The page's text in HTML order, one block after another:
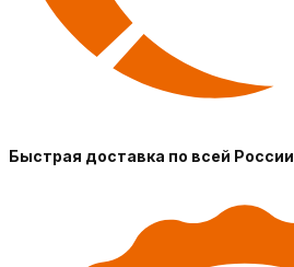
Быстрая доставка по всей России